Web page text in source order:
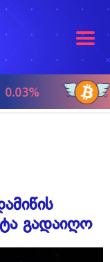
გადაიღო